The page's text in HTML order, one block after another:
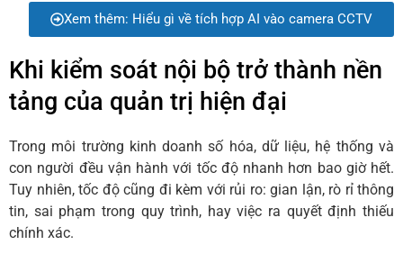
Xem thêm: Hiểu gì về tích hợp AI vào camera CCTV
Khi kiểm soát nội bộ trở thành nền
tảng của quản trị hiện đại
Trong môi trường kinh doanh số hóa, dữ liệu, hệ thống và
con người đều vận hành với tốc độ nhanh hơn bao giờ hết.
Tuy nhiên, tốc độ cũng đi kèm với rủi ro: gian lận, rò rỉ thông
tin, sai phạm trong quy trình, hay việc ra quyết định thiếu
chính xác.